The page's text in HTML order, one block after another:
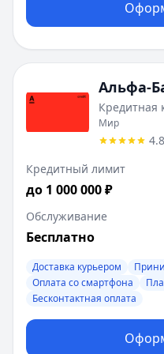
Рейтинг:
Дополнительные
ДОМ.РФ Банк
Лимит:10 000- 750 000₽
Льготный период:120
Платежная система: Мир
Альфа-
Кредитная
Мир
4.8
Кредитный лимит
до 1 000 000 ₽
Обслуживание
Бесплатно
Доставка курьером
Оплата со смартфона
Бесконтактная оплата